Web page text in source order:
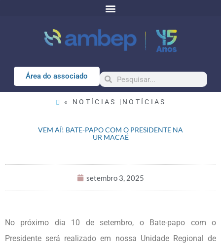
Área do associado
« NOTÍCIAS | NOTÍCIAS
VEM AÍ! BATE-PAPO COM O PRESIDENTE NA
UR MACAÉ
setembro 3, 2025
No próximo dia 10 de setembro, o Bate-papo com o
Presidente será realizado em nossa Unidade Regional de